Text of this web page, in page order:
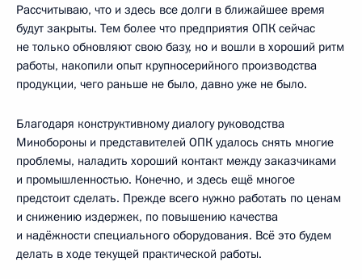
Рассчитываю, что и здесь все долги в ближайшее время
будут закрыты. Тем более что предприятия ОПК сейчас
не только обновляют свою базу, но и вошли в хороший ритм
работы, накопили опыт крупносерийного производства
продукции, чего раньше не было, давно уже не было.
Благодаря конструктивному диалогу руководства
Минобороны и представителей ОПК удалось снять многие
проблемы, наладить хороший контакт между заказчиками
и промышленностью. Конечно, и здесь ещё многое
предстоит сделать. Прежде всего нужно работать по ценам
и снижению издержек, по повышению качества
и надёжности специального оборудования. Всё это будем
делать в ходе текущей практической работы.